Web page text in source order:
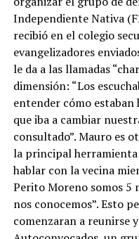
Independiente Nativa
recibió en el colegio
evangelizadores
le da a las llamadas
dimensión: “Los
entender cómo
que iba a cambiar
consultado”. Mauro es
la principal
hablar con la vecina
Perito Moreno somos 5
nos conocemos”. Esto
comenzaran a reunirse